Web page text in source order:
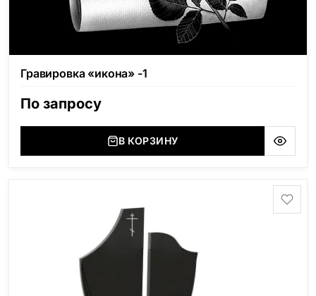
Гравировка «икона» -1
По запросу
В КОРЗИНУ